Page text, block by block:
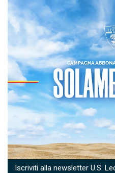
Iscriviti alla newsletter U.S.